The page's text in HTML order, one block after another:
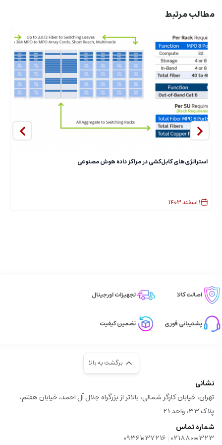
مطالب مرتبط
استراتژی‌های کابل‌کشی در مراکز داده هوش مصنوعی
1اسفند1403
اصالت کالا تجهیزات اورجینال
پشتیبانی فوری تضمین کیفیت
برگشت به بالا
نشانی
تهران، خیابان کارگر شمالی، بالاتر از بزرگراه جلال آل احمد، خیابان هفتم،
پلاک 33، واحد 21
شماره تماس
02188000323
|
09361037216